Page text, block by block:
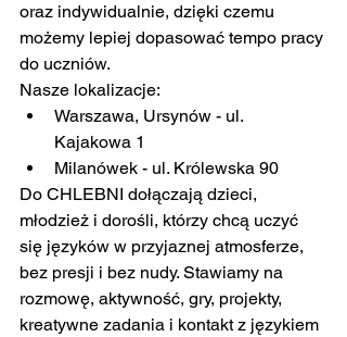
oraz indywidualnie, dzięki czemu
możemy lepiej dopasować tempo pracy
do uczniów.
Nasze lokalizacje:
Warszawa, Ursynów - ul.
Kajakowa 1
Milanówek - ul. Królewska 90
Do CHLEBNI dołączają dzieci,
młodzież i dorośli, którzy chcą uczyć
się języków w przyjaznej atmosferze,
bez presji i bez nudy. Stawiamy na
rozmowę, aktywność, gry, projekty,
kreatywne zadania i kontakt z językiem